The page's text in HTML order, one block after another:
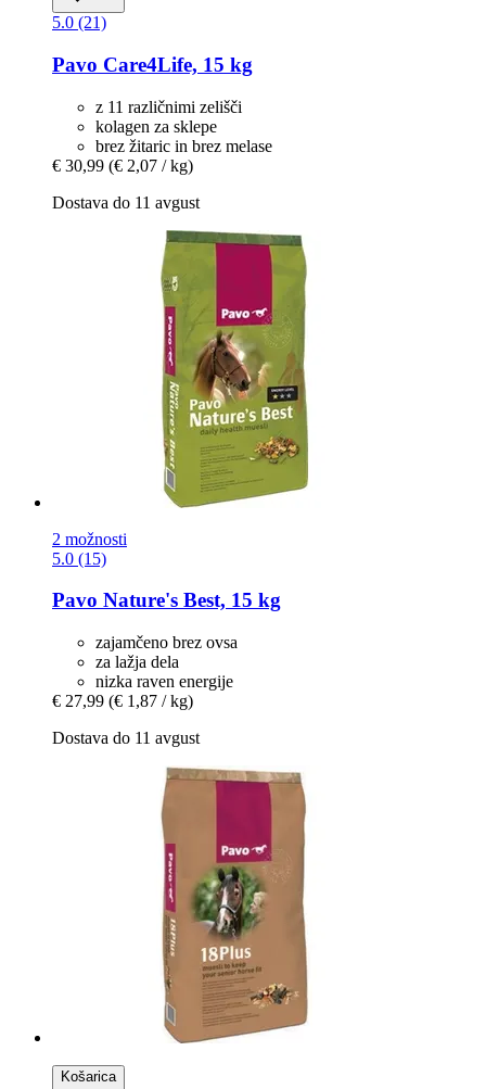
5.0 (21)
Pavo Care4Life, 15 kg
z 11 različnimi zelišči
kolagen za sklepe
brez žitaric in brez melase
€ 30,99 (€ 2,07 / kg)
Dostava do 11 avgust
2 možnosti
5.0 (15)
Pavo Nature's Best, 15 kg
zajamčeno brez ovsa
za lažja dela
nizka raven energije
€ 27,99 (€ 1,87 / kg)
Dostava do 11 avgust
Košarica